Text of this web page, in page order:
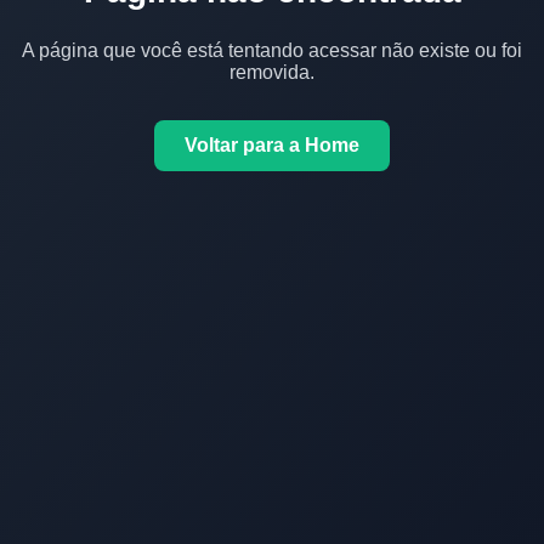
A página que você está tentando acessar não existe ou foi
removida.
Voltar para a Home